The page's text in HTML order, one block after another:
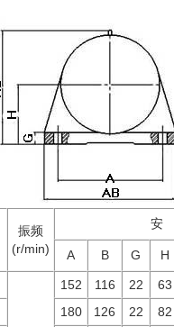
振频
(r/min)
A B G H
152 116 22
63
180 126 22
82